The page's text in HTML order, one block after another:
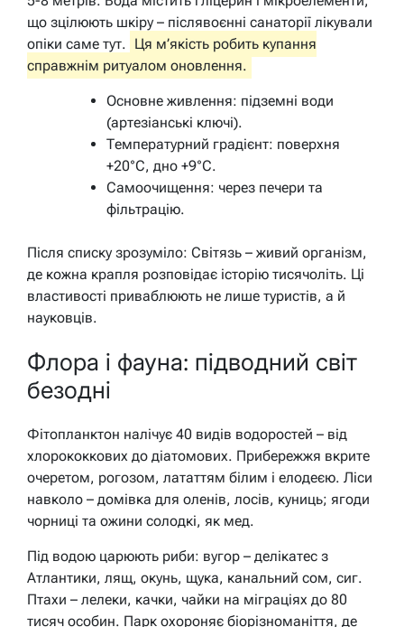
що зцілюють шкіру – післявоєнні санаторії лікували
опіки саме тут. Ця м’якість робить купання
справжнім ритуалом оновлення.
Основне живлення: підземні води
(артезіанські ключі).
Температурний градієнт: поверхня
+20°C, дно +9°C.
Самоочищення: через печери та
фільтрацію.
Після списку зрозуміло: Світязь – живий організм,
де кожна крапля розповідає історію тисячоліть. Ці
властивості приваблюють не лише туристів, а й
науковців.
Флора і фауна: підводний світ
безодні
Фітопланктон налічує 40 видів водоростей – від
хлорококкових до діатомових. Прибережжя вкрите
очеретом, рогозом, лататтям білим і елодеєю. Ліси
навколо – домівка для оленів, лосів, куниць; ягоди
чорниці та ожини солодкі, як мед.
Під водою царюють риби: вугор – делікатес з
Атлантики, лящ, окунь, щука, канальний сом, сиг.
Птахи – лелеки, качки, чайки на міграціях до 80
тисяч особин. Парк охороняє біорізноманіття, де